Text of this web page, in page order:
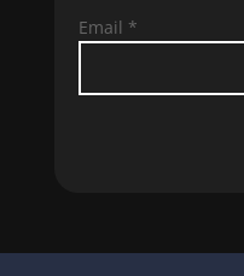
Email *